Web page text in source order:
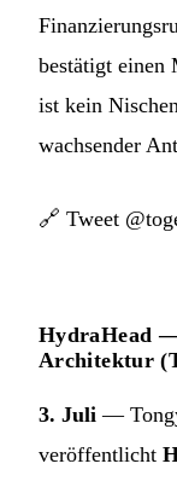
bestätigt einen
ist kein
wachsender
🔗 Tweet
HydraHead
Architektur
3. Juli —
veröffentlicht